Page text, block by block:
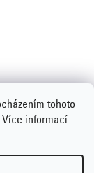
tohoto
informací